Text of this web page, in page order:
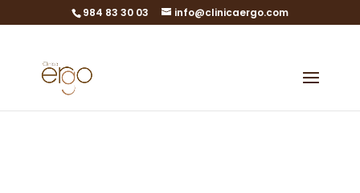
984 83 30 03 info@clinicaergo.com